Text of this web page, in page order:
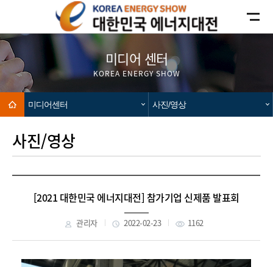
본문으로 가기
주메뉴로 가기
카피라이트로 가기
미디어 센터
KOREA ENERGY SHOW
미디어센터 사진/영상
사진/영상
[2021 대한민국 에너지대전] 참가기업 신제품 발표회
관리자 2022-02-23 1162